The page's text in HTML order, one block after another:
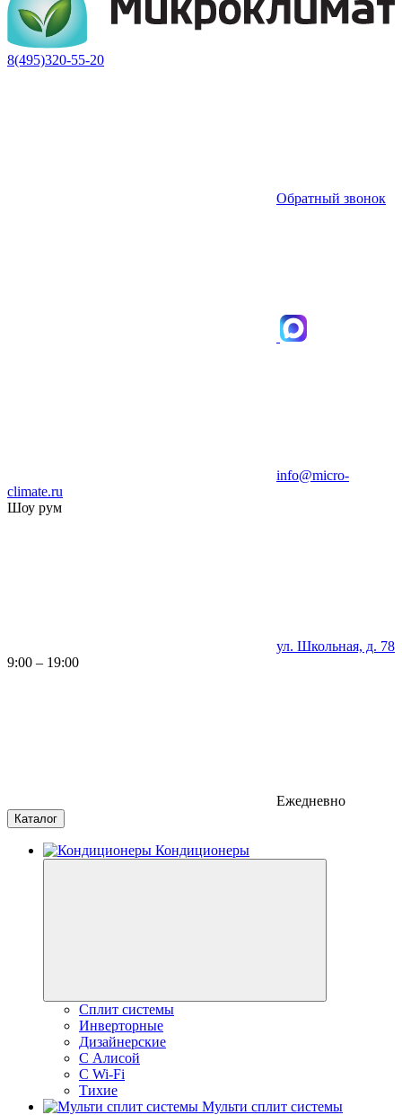
8(495)320-55-20
Обратный звонок
info@micro-
climate.ru
Шоу рум
ул. Школьная, д. 78
9:00 – 19:00
Ежедневно
Каталог
Кондиционеры
Сплит системы
Инверторные
Дизайнерские
С Алисой
C Wi-Fi
Тихие
Мульти сплит системы